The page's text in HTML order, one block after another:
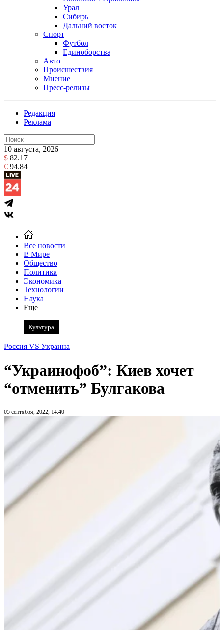
Урал
Сибирь
Дальний восток
Спорт
Футбол
Единоборства
Авто
Происшествия
Мнение
Пресс-релизы
Редакция
Реклама
10 августа, 2026
$ 82.17
€ 94.84
Все новости
В Мире
Общество
Политика
Экономика
Технологии
Наука
Еще
Культура
Россия VS Украина
“Украинофоб”: Киев хочет
“отменить” Булгакова
05 сентября, 2022, 14:40